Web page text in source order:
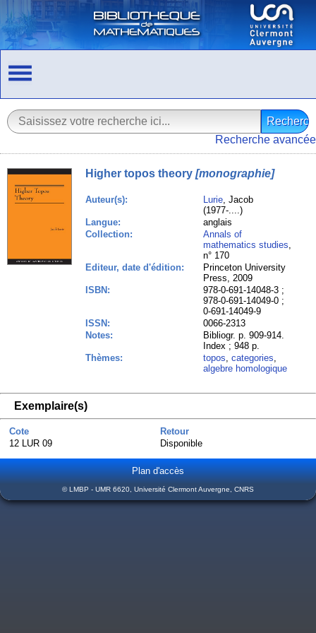
Recherche avancée
Higher topos theory[monographie]
Auteur(s): Lurie, Jacob
(1977-....)
Langue:
anglais
Collection:
Annals of
mathematics studies,
n° 170
Editeur, date d'édition:
Princeton University
Press, 2009
ISBN:
978-0-691-14048-3 ;
978-0-691-14049-0 ;
0-691-14049-9
ISSN:
0066-2313
Notes:
Bibliogr. p. 909-914.
Index ; 948 p.
Thèmes:
topos,categories,
algebre homologique
Exemplaire(s)
Cote
Retour
12 LUR 09
Disponible
Plan d'accès
© LMBP - UMR 6620, Université Clermont Auvergne, CNRS